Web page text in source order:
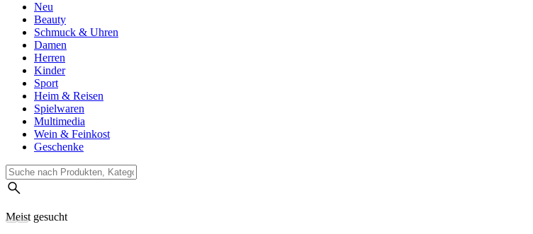
Neu
Beauty
Schmuck & Uhren
Damen
Herren
Kinder
Sport
Heim & Reisen
Spielwaren
Multimedia
Wein & Feinkost
Geschenke
Meist gesucht